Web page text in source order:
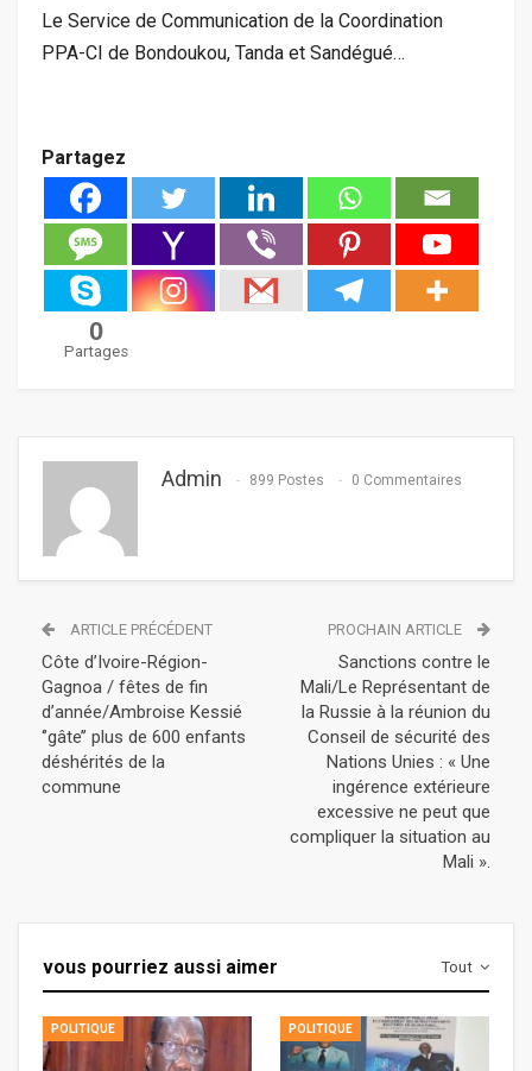
Le Service de Communication de la Coordination
PPA-CI de Bondoukou, Tanda et Sandégué…
Partagez
0
Partages
Admin 899 Postes 0 Commentaires
ARTICLE PRÉCÉDENT
Côte d’Ivoire-Région-
Gagnoa / fêtes de fin
d’année/Ambroise Kessié
‘’gâte’’ plus de 600 enfants
déshérités de la
commune
PROCHAIN ARTICLE
Sanctions contre le
Mali/Le Représentant de
la Russie à la réunion du
Conseil de sécurité des
Nations Unies : « Une
ingérence extérieure
excessive ne peut que
compliquer la situation au
Mali ».
Tout
vous pourriez aussi aimer
POLITIQUE POLITIQUE